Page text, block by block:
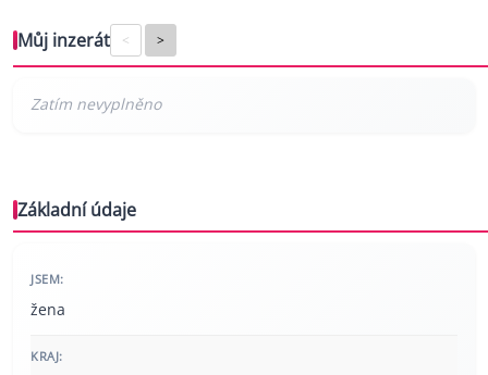
Můj inzerát < >
Základní údaje
JSEM:
žena
KRAJ: